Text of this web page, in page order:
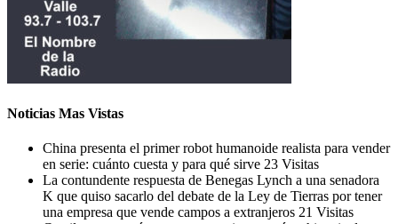
Noticias Mas Vistas
China presenta el primer robot humanoide realista para vender
en serie: cuánto cuesta y para qué sirve 23 Visitas
La contundente respuesta de Benegas Lynch a una senadora
K que quiso sacarlo del debate de la Ley de Tierras por tener
una empresa que vende campos a extranjeros 21 Visitas